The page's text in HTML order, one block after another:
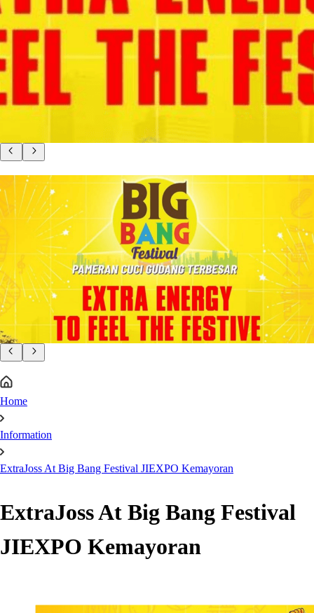
Home
Information
ExtraJoss At Big Bang Festival JIEXPO Kemayoran
ExtraJoss At Big Bang Festival
JIEXPO Kemayoran